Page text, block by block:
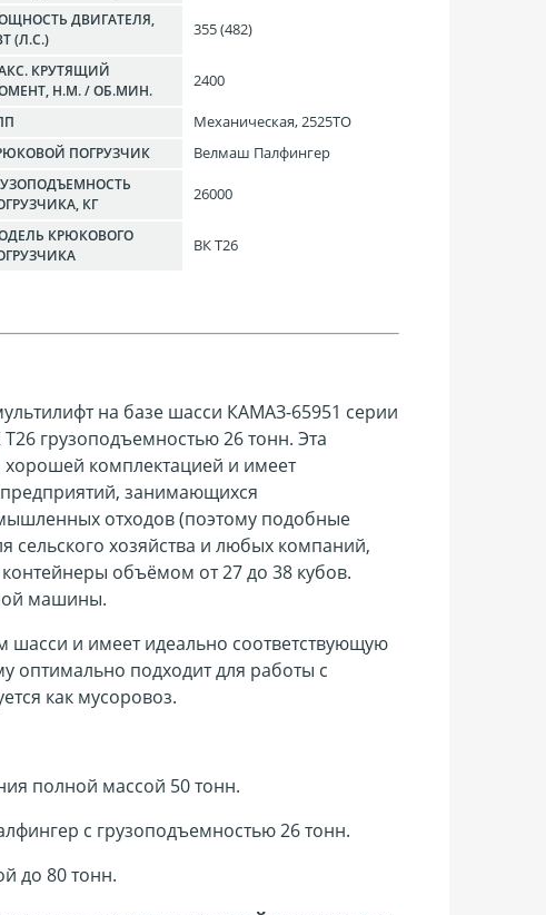
ДВИГАТЕЛЯ,
(Л.С.)
355 (482)
КРУТЯЩИЙ
Н.М. / ОБ.МИН.
2400
Механическая, 2525TO
ПОГРУЗЧИК Велмаш Палфингер
КГ
26000
КРЮКОВОГО
ВК Т26
на базе шасси КАМАЗ-65951 серии
грузоподъемностью 26 тонн. Эта
комплектацией и имеет
занимающихся
отходов (поэтому подобные
сельского хозяйства и любых компаний,
объёмом от 27 до 38 кубов.
машины.
и имеет идеально соответствующую
оптимально подходит для работы с
как мусоровоз.
полной массой 50 тонн.
с грузоподъемностью 26 тонн.
до 80 тонн.